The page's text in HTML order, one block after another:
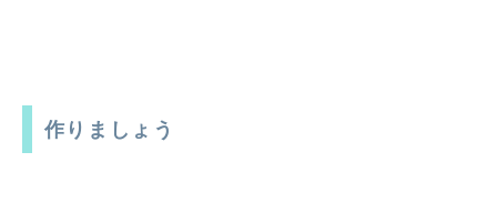
作りましょう